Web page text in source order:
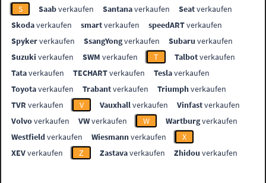
S
Saabverkaufen Santanaverkaufen Seatverkaufen
Skodaverkaufen smartverkaufen speedARTverkaufen
Spykerverkaufen SsangYongverkaufen Subaru verkaufen
Suzuki verkaufen SWM verkaufen T Talbotverkaufen
Tataverkaufen TECHARTverkaufen Teslaverkaufen
Toyotaverkaufen Trabantverkaufen Triumphverkaufen
TVR verkaufen V Vauxhallverkaufen Vinfastverkaufen
Volvoverkaufen VWverkaufen W Wartburgverkaufen
Westfieldverkaufen Wiesmannverkaufen
X
XEVverkaufen Z Zastavaverkaufen Zhidou verkaufen